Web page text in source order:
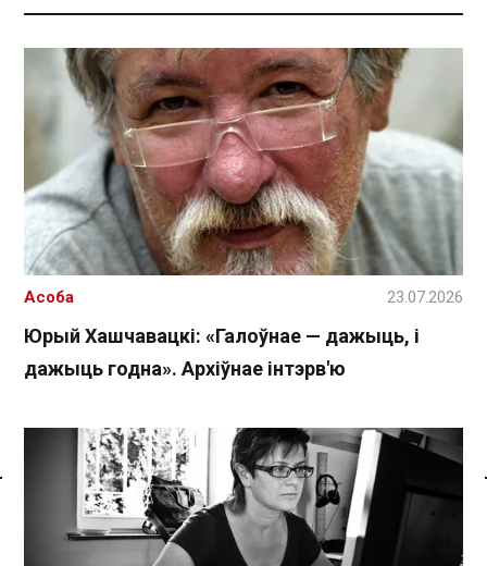
Спасылка без VPN
Юрый Хашчавацкі: «Галоўнае — дажыць, і
дажыць годна». Архіўнае інтэрв'ю
Асоба 23.07.2026